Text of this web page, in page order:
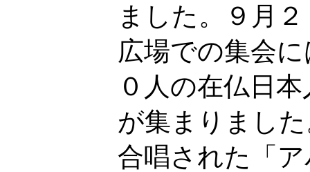
ました。９月
広場での集会
０人の在仏日
が集まりまし
合唱された「